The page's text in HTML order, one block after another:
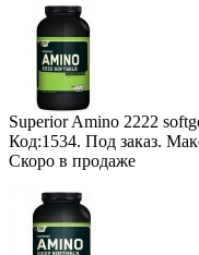
Superior Amino 2222
Код:1534. Под заказ.
Скоро в продаже